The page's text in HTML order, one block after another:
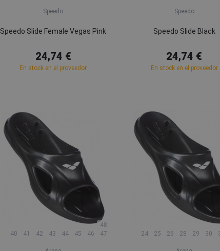
Speedo
Speedo Slide Female Vegas Pink
24,74 €
En stock en el proveedor
Speedo
Speedo Slide Black
24,74 €
En stock en el proveedor
40 41 42 43 44 45 46 47
48
24 25 26 28 29 30